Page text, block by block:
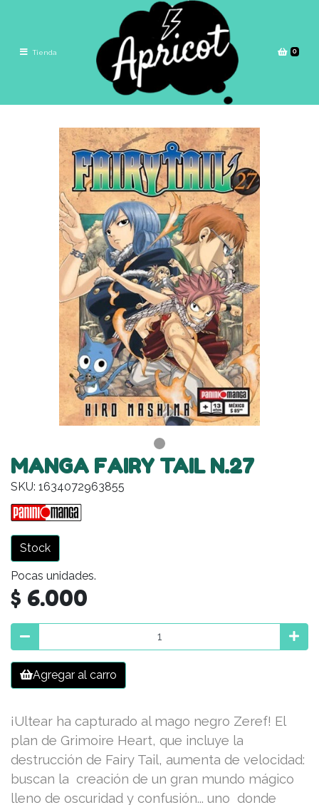
Tienda 0
MANGA FAIRY TAIL N.27
SKU: 1634072963855
Stock
Pocas unidades.
$ 6.000
Agregar al carro
¡Ultear ha capturado al mago negro Zeref! El
plan de Grimoire Heart, que incluye la
destrucción de Fairy Tail, aumenta de velocidad:
buscan la creación de un gran mundo mágico
lleno de oscuridad y confusión... uno donde